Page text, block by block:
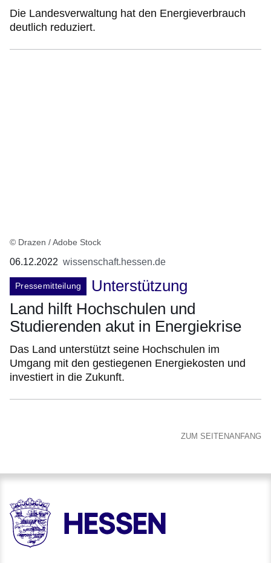
Die Landesverwaltung hat den Energieverbrauch
deutlich reduziert.
© Drazen / Adobe Stock
06.12.2022 wissenschaft.hessen.de
Pressemitteilung
Unterstützung
Land hilft Hochschulen und
Studierenden akut in Energiekrise
Das Land unterstützt seine Hochschulen im
Umgang mit den gestiegenen Energiekosten und
investiert in die Zukunft.
ZUM SEITENANFANG
HESSEN - Hessische Landesregierung